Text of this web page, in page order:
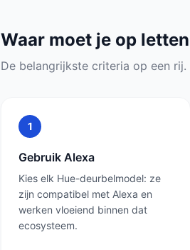
Waar moet je op
De belangrijkste criteria op een rij.
1
Gebruik Alexa
Kies elk Hue-deurbelmodel: ze
zijn compatibel met Alexa en
werken vloeiend binnen dat
ecosysteem.